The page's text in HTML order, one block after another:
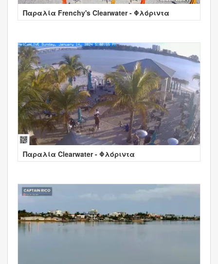
Παραλία Frenchy's Clearwater - Φλόριντα
Παραλία Clearwater - Φλόριντα